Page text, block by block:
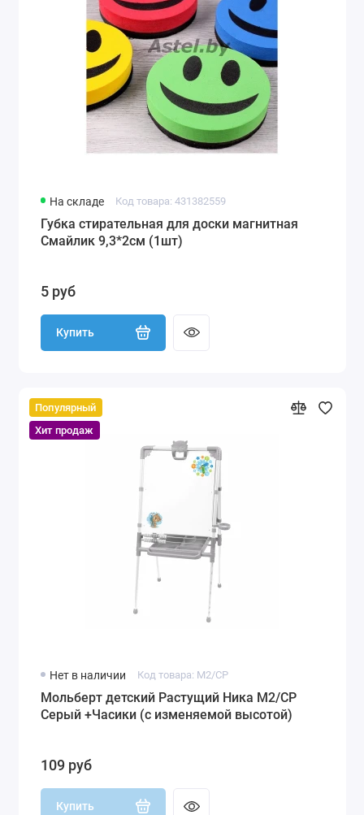
На складе Код товара: 431382559
Губка стирательная для доски магнитная
Смайлик 9,3*2см (1шт)
5 руб
Купить
Популярный
Хит продаж
Нет в наличии Код товара: М2/СР
Мольберт детский Растущий Ника М2/СР
Серый +Часики (с изменяемой высотой)
109 руб
Купить